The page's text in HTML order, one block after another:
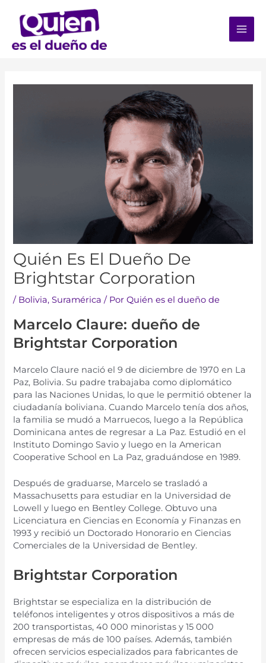
Quién Es El Dueño De
Brightstar Corporation
/ Bolivia,Suramérica​​ / PorQuién es el dueño de
Marcelo Claure: dueño de
Brightstar Corporation
Marcelo Claure nació el 9 de diciembre de 1970 en La
Paz, Bolivia. Su padre trabajaba como diplomático
para las Naciones Unidas, lo que le permitió obtener la
ciudadanía boliviana. Cuando Marcelo tenía dos años,
la familia se mudó a Marruecos, luego a la República
Dominicana antes de regresar a La Paz. Estudió en el
Instituto Domingo Savio y luego en la American
Cooperative School en La Paz, graduándose en 1989.
Después de graduarse, Marcelo se trasladó a
Massachusetts para estudiar en la Universidad de
Lowell y luego en Bentley College. Obtuvo una
Licenciatura en Ciencias en Economía y Finanzas en
1993 y recibió un Doctorado Honorario en Ciencias
Comerciales de la Universidad de Bentley.
Brightstar Corporation
Brightstar se especializa en la distribución de
teléfonos inteligentes y otros dispositivos a más de
200 transportistas, 40 000 minoristas y 15 000
empresas de más de 100 países. Además, también
ofrecen servicios especializados para fabricantes de